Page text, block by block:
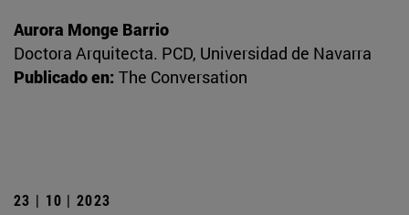
Aurora Monge Barrio
Doctora Arquitecta. PCD, Universidad de Navarra
Publicado en: The Conversation
23 | 10 | 2023